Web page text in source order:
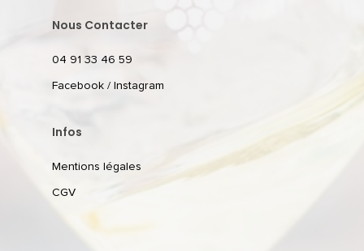
Nous Contacter
04 91 33 46 59
Facebook / Instagram
Infos
Mentions légales
CGV